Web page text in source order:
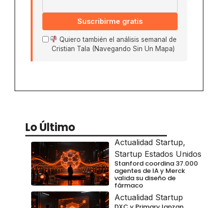
Suscribirme gratis
Quiero también el análisis semanal de
Cristian Tala (Navegando Sin Un Mapa)
Lo Último
Actualidad Startup,
Startup Estados Unidos
Stanford coordina 37.000
agentes de IA y Merck
valida su diseño de
fármaco
Actualidad Startup